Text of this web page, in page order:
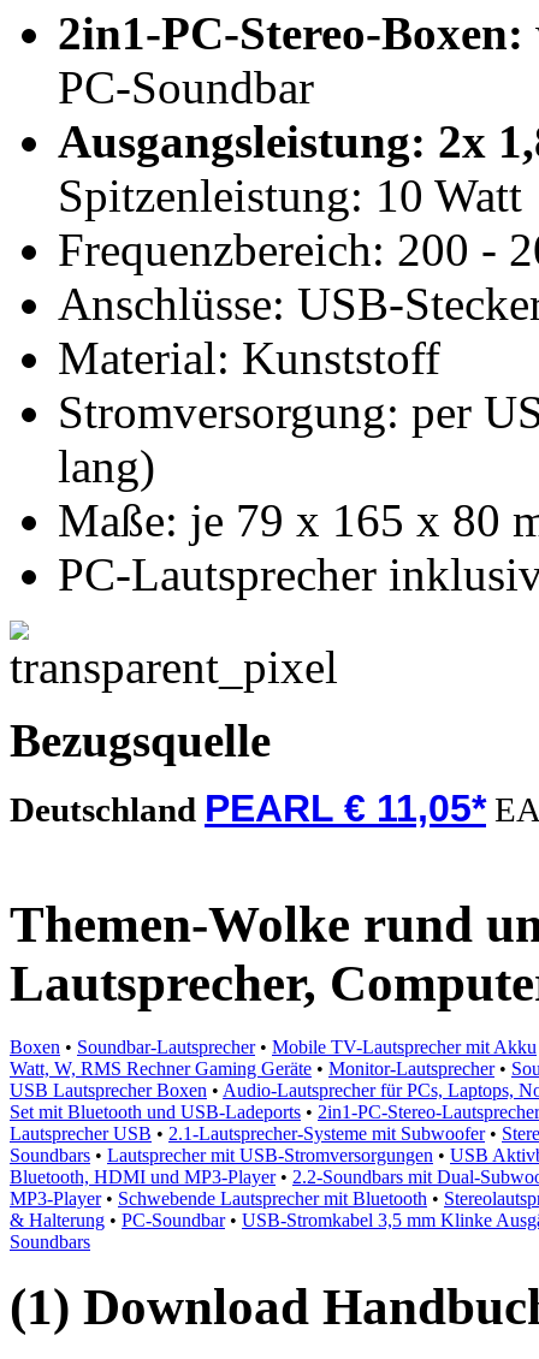
2in1-PC-Stereo-Boxen:
PC-Soundbar
Ausgangsleistung: 2x
Spitzenleistung: 10 Watt
Frequenzbereich: 200 -
Anschlüsse: USB-
Material: Kunststoff
Stromversorgung: per
lang)
Maße: je 79 x 165 x 80
PC-Lautsprecher
Bezugsquelle
Deutschland PEARL € 11,05*
Themen-Wolke rund
Lautsprecher,
Boxen • Soundbar-Lautsprecher• Mobile TV-Lautsprecher mit Akku
Watt, W, RMS Rechner Gaming Geräte • Monitor-Lautsprecher•
USB Lautsprecher Boxen • Audio-Lautsprecher für PCs, Laptops,
Set mit Bluetooth und USB-Ladeports • 2in1-PC-Stereo-Lautsprecher
Lautsprecher USB • 2.1-Lautsprecher-Systeme mit Subwoofer•
Soundbars • Lautsprecher mit USB-Stromversorgungen • USB
Bluetooth, HDMI und MP3-Player• 2.2-Soundbars mit Dual-
MP3-Player• Schwebende Lautsprecher mit Bluetooth •
& Halterung • PC-Soundbar• USB-Stromkabel 3,5 mm Klinke
Soundbars
(1) Download